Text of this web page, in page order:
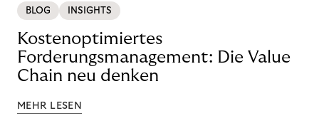
BLOG INSIGHTS
Kostenoptimiertes
Forderungsmanagement: Die Value
Chain neu denken
MEHR LESEN